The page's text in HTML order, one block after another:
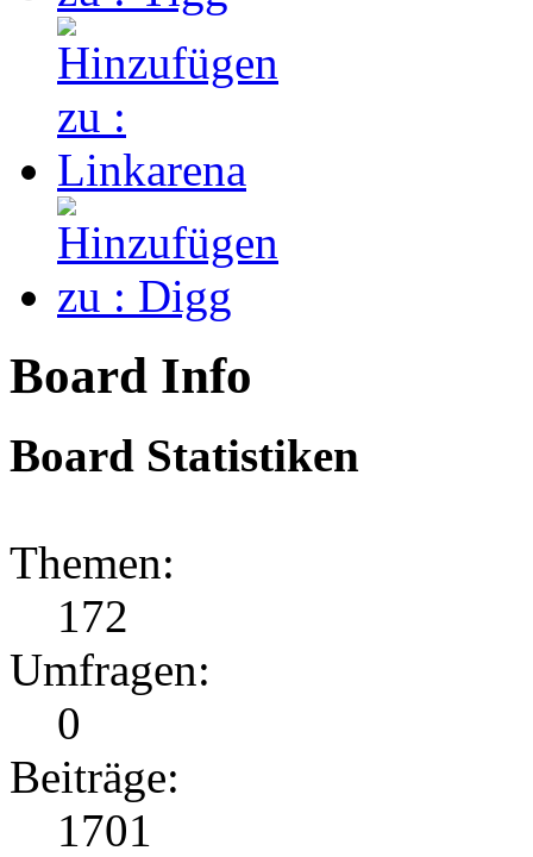
Board Info
Board Statistiken
Themen:
172
Umfragen:
0
Beiträge:
1701